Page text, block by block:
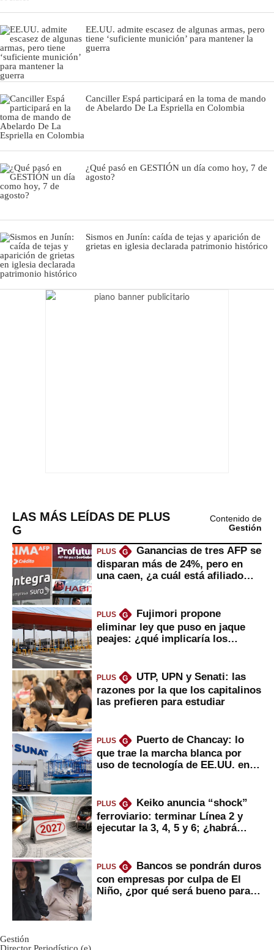
EE.UU. admite escasez de algunas armas, pero
tiene ‘suficiente munición’ para mantener la
guerra
Canciller Espá participará en la toma de mando
de Abelardo De La Espriella en Colombia
¿Qué pasó en GESTIÓN un día como hoy, 7 de
agosto?
Sismos en Junín: caída de tejas y aparición de
grietas en iglesia declarada patrimonio histórico
LAS MÁS LEÍDAS DE PLUS
G
Contenido de
Gestión
PLUS G
Ganancias de tres AFP se
disparan más de 24%, pero en
una caen, ¿a cuál está afiliado
PLUS G
Fujimori propone
eliminar ley que puso en jaque
peajes: ¿qué implicaría los
PLUS G
UTP, UPN y Senati: las
razones por la que los capitalinos
las prefieren para estudiar
PLUS G
Puerto de Chancay: lo
que trae la marcha blanca por
uso de tecnología de EE.UU. en
PLUS G
Keiko anuncia “shock”
ferroviario: terminar Línea 2 y
ejecutar la 3, 4, 5 y 6; ¿habrá
PLUS G
Bancos se pondrán duros
con empresas por culpa de El
Niño, ¿por qué será bueno para
Gestión